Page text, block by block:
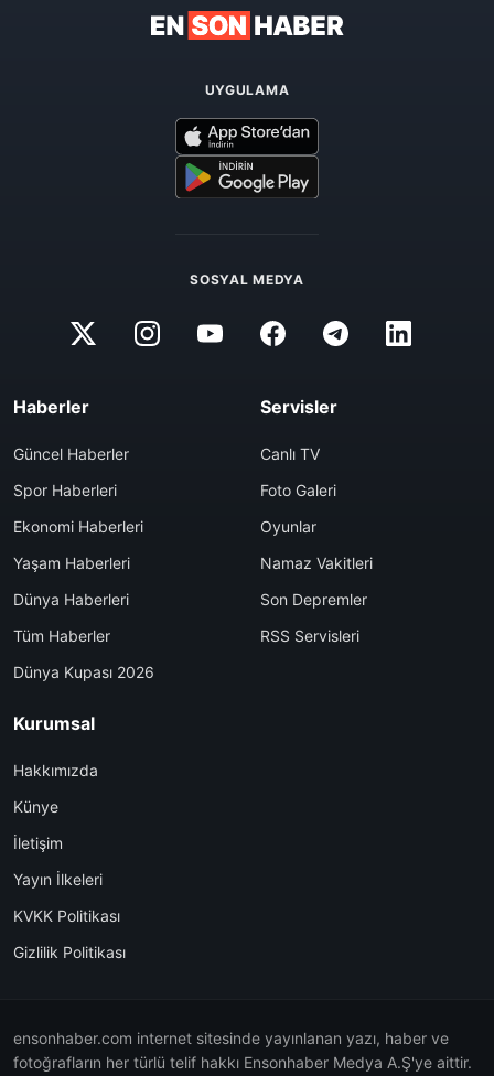
UYGULAMA
SOSYAL MEDYA
Haberler
Güncel Haberler
Spor Haberleri
Ekonomi Haberleri
Yaşam Haberleri
Dünya Haberleri
Tüm Haberler
Dünya Kupası 2026
Servisler
Canlı TV
Foto Galeri
Oyunlar
Namaz Vakitleri
Son Depremler
RSS Servisleri
Kurumsal
Hakkımızda
Künye
İletişim
Yayın İlkeleri
KVKK Politikası
Gizlilik Politikası
ensonhaber.com internet sitesinde yayınlanan yazı, haber ve
fotoğrafların her türlü telif hakkı Ensonhaber Medya A.Ş'ye aittir.